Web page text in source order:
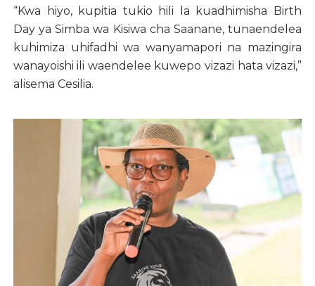
“Kwa hiyo, kupitia tukio hili la kuadhimisha Birth
Day ya Simba wa Kisiwa cha Saanane, tunaendelea
kuhimiza uhifadhi wa wanyamapori na mazingira
wanayoishi ili waendelee kuwepo vizazi hata vizazi,”
alisema Cesilia.